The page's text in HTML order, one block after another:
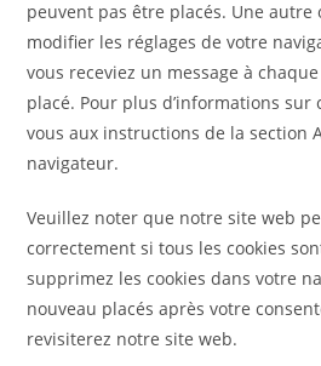
peuvent pas être placés. Une autre
modifier les réglages de votre
vous receviez un message à
placé. Pour plus d’informations sur
vous aux instructions de la section
navigateur.
Veuillez noter que notre site web
correctement si tous les cookies
supprimez les cookies dans votre
nouveau placés après votre
revisiterez notre site web.